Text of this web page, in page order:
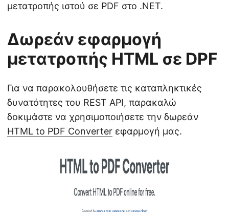
μετατροπής ιστού σε PDF στο .NET.
Δωρεάν εφαρμογή
μετατροπής HTML σε DPF
Για να παρακολουθήσετε τις καταπληκτικές
δυνατότητες του REST API, παρακαλώ
δοκιμάστε να χρησιμοποιήσετε την δωρεάν
HTML to PDF Converter εφαρμογή μας.